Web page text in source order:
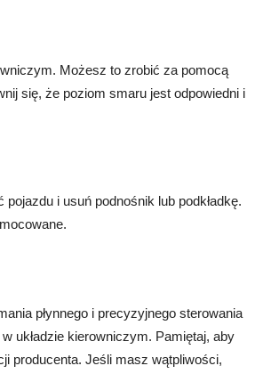
Możesz to zrobić za pomocą
się, że poziom smaru jest odpowiedni i
i usuń podnośnik lub podkładkę.
płynnego i precyzyjnego sterowania
układzie kierowniczym. Pamiętaj, aby
producenta. Jeśli masz wątpliwości,